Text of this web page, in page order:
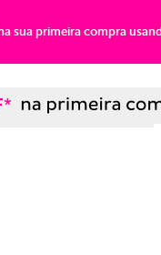
sua primeira compra